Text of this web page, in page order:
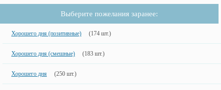
Выберите пожелания заранее:
Хорошего дня (позитивные) (174 шт.)
Хорошего дня (смешные) (183 шт.)
Хорошего дня (250 шт.)